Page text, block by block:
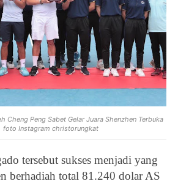
Cheng Peng Sabet Gelar Juara Shenzhen Terbuka
foto Instagram christorungkat
tersebut sukses menjadi yang
berhadiah total 81.240 dolar AS